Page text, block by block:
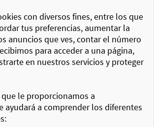
con diversos fines, entre los que
tus preferencias, aumentar la
anuncios que ves, contar el número
para acceder a una página,
en nuestros servicios y proteger
le proporcionamos a
ayudará a comprender los diferentes